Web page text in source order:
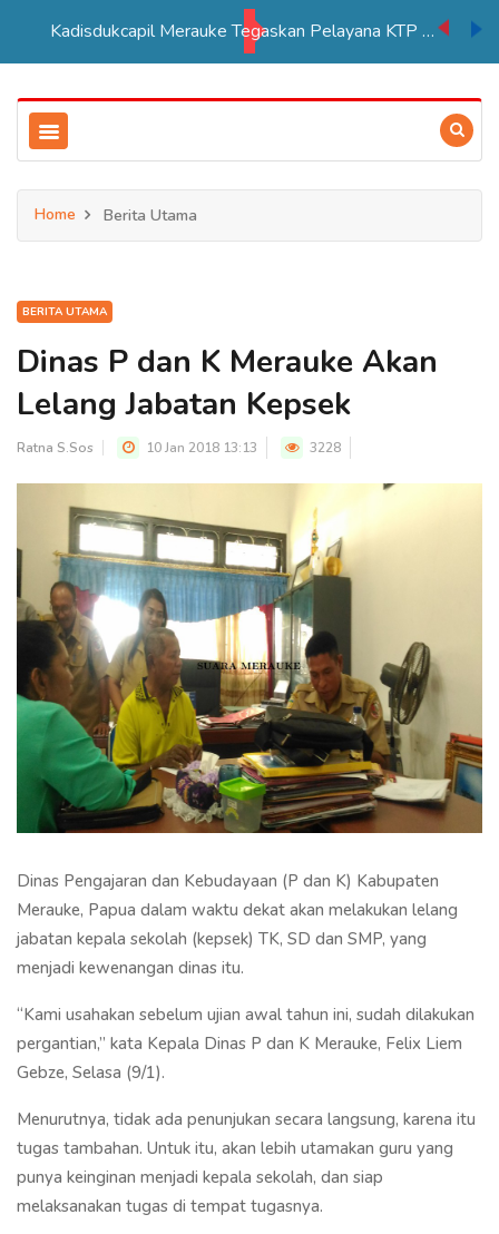
Kadisdukcapil Merauke Tegaskan Pelayana KTP Sesuai SOP
Home Berita Utama
BERITA UTAMA
Dinas P dan K Merauke Akan
Lelang Jabatan Kepsek
Ratna S.Sos 10 Jan 2018 13:13 3228
Dinas Pengajaran dan Kebudayaan (P dan K) Kabupaten
Merauke, Papua dalam waktu dekat akan melakukan lelang
jabatan kepala sekolah (kepsek) TK, SD dan SMP, yang
menjadi kewenangan dinas itu.
“Kami usahakan sebelum ujian awal tahun ini, sudah dilakukan
pergantian,” kata Kepala Dinas P dan K Merauke, Felix Liem
Gebze, Selasa (9/1).
Menurutnya, tidak ada penunjukan secara langsung, karena itu
tugas tambahan. Untuk itu, akan lebih utamakan guru yang
punya keinginan menjadi kepala sekolah, dan siap
melaksanakan tugas di tempat tugasnya.